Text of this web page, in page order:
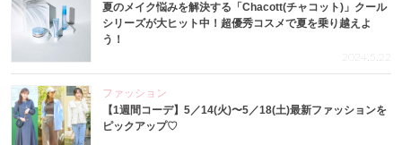
夏のメイク悩みを解決する「Chacott(チャコット)」クール
シリーズが大ヒット中！超優秀コスメで夏を乗り越えよ
う！
2024.5.22
ファッション
【1週間コーデ】5／14(火)〜5／18(土)最新ファッションを
ピックアップ♡